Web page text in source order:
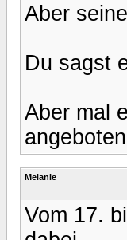
Aber
Du sagst
Aber mal
Melanie
Vom 17.